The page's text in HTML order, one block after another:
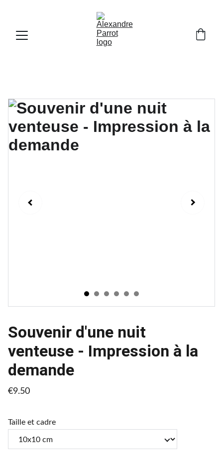
Souvenir d'une nuit
venteuse - Impression à la
demande
€9.50
Taille et cadre